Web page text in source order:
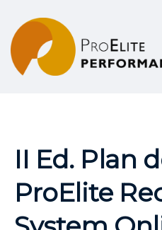
II Ed. Plan
ProElite